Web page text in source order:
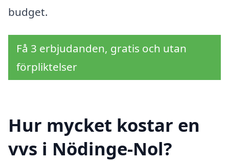
budget.
Få 3 erbjudanden, gratis och utan
förpliktelser
Hur mycket kostar en
vvs i Nödinge-Nol?